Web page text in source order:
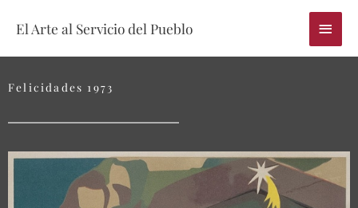
El Arte al Servicio del Pueblo
Main
Menu
Felicidades 1973